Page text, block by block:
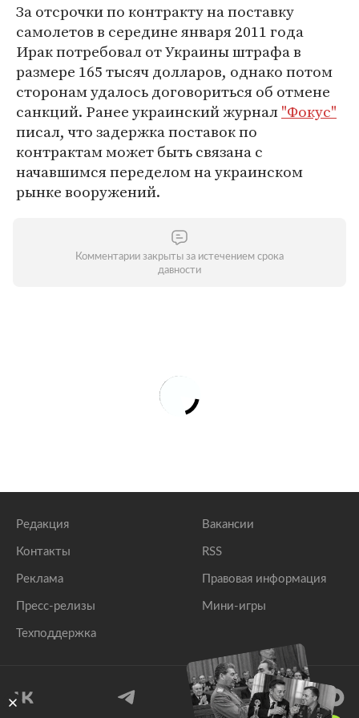
За отсрочки по контракту на поставку
самолетов в середине января 2011 года
Ирак потребовал от Украины штрафа в
размере 165 тысяч долларов, однако потом
сторонам удалось договориться об отмене
санкций. Ранее украинский журнал"Фокус"
писал, что задержка поставок по
контрактам может быть связана с
начавшимся переделом на украинском
рынке вооружений.
Комментарии закрыты за истечением срока
давности
Редакция
Контакты
Реклама
Пресс-релизы
Техподдержка
Вакансии
RSS
Правовая информация
Мини-игры